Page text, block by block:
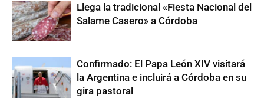
Llega la tradicional «Fiesta Nacional del
Salame Casero» a Córdoba
Confirmado: El Papa León XIV visitará
la Argentina e incluirá a Córdoba en su
gira pastoral